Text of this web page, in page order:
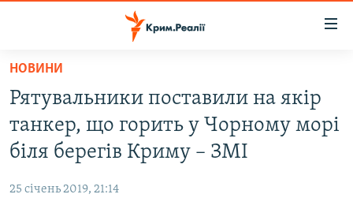
Перейти
основного
матеріалу
Перейти
до
основної
ВОДА.КРИМ
ВІДЕО ТА ФОТО
БЛОГИ
НОВИНИ
Рятувальники поставили на якір
танкер, що горить у Чорному морі
біля берегів Криму – ЗМІ
25 січень 2019, 21:14